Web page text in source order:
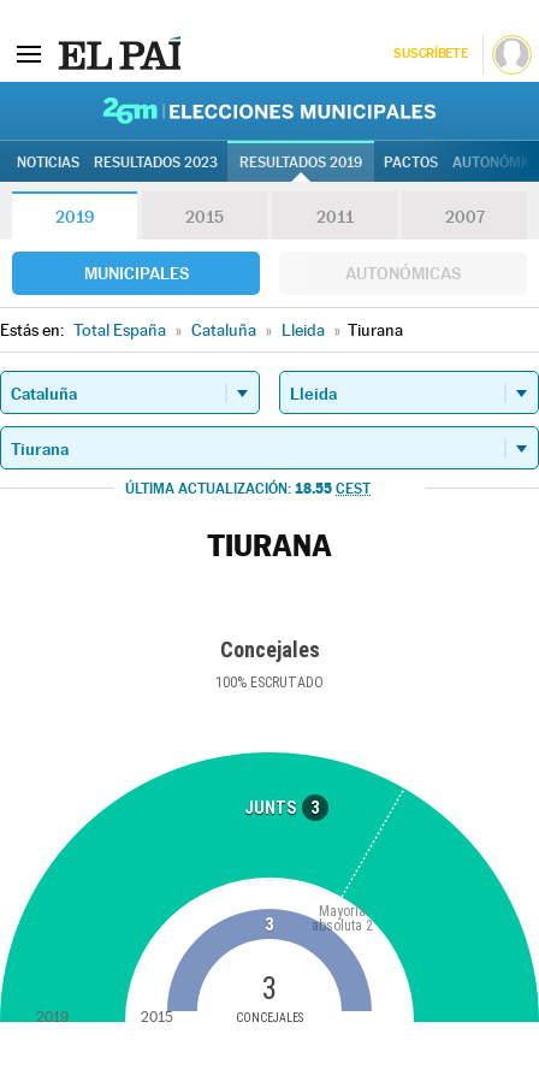
SUSCRÍBETE
NOTICIAS RESULTADOS 2023 RESULTADOS 2019 PACTOS
2019 2015 2011 2007
MUNICIPALES AUTONÓMICAS
Estás en: Total España » Cataluña » Lleida » Tiurana
ÚLTIMA ACTUALIZACIÓN: 18.55 CEST
TIURANA
Concejales
100% ESCRUTADO
JUNTS 3
3
CONCEJALES
Mayoría
absoluta 2
3
2019 2015